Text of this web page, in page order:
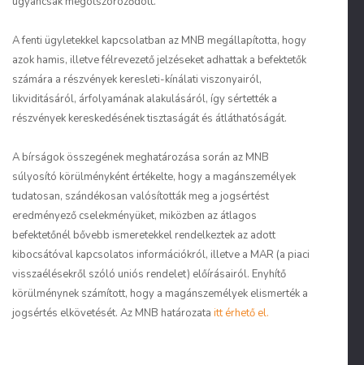
A fenti ügyletekkel kapcsolatban az MNB megállapította, hogy
azok hamis, illetve félrevezető jelzéseket adhattak a befektetők
számára a részvények keresleti-kínálati viszonyairól,
likviditásáról, árfolyamának alakulásáról, így sértették a
részvények kereskedésének tisztaságát és átláthatóságát.
A bírságok összegének meghatározása során az MNB
súlyosító körülményként értékelte, hogy a magánszemélyek
tudatosan, szándékosan valósították meg a jogsértést
eredményező cselekményüket, miközben az átlagos
befektetőnél bővebb ismeretekkel rendelkeztek az adott
kibocsátóval kapcsolatos információkról, illetve a MAR (a piaci
visszaélésekről szóló uniós rendelet) előírásairól. Enyhítő
körülménynek számított, hogy a magánszemélyek elismerték a
jogsértés elkövetését. Az MNB határozata itt érhető el.